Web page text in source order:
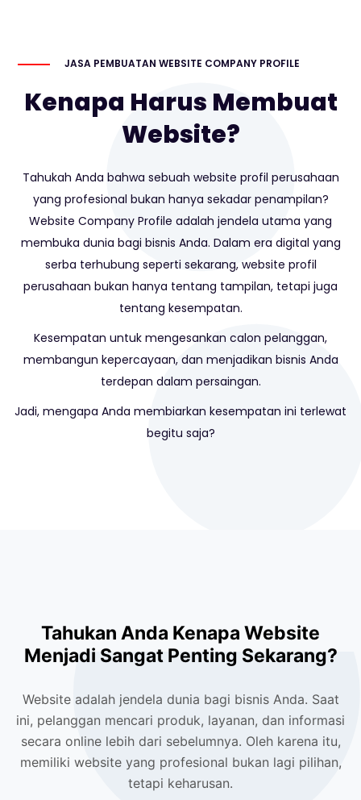
JASA PEMBUATAN WEBSITE COMPANY PROFILE
Kenapa Harus Membuat
Website?
Tahukah Anda bahwa sebuah website profil perusahaan
yang profesional bukan hanya sekadar penampilan?
Website Company Profile adalah jendela utama yang
membuka dunia bagi bisnis Anda. Dalam era digital yang
serba terhubung seperti sekarang, website profil
perusahaan bukan hanya tentang tampilan, tetapi juga
tentang kesempatan.
Kesempatan untuk mengesankan calon pelanggan,
membangun kepercayaan, dan menjadikan bisnis Anda
terdepan dalam persaingan.
Jadi, mengapa Anda membiarkan kesempatan ini terlewat
begitu saja?
Tahukan Anda Kenapa Website
Menjadi Sangat Penting Sekarang?
Website adalah jendela dunia bagi bisnis Anda. Saat
ini, pelanggan mencari produk, layanan, dan informasi
secara online lebih dari sebelumnya. Oleh karena itu,
memiliki website yang profesional bukan lagi pilihan,
tetapi keharusan.